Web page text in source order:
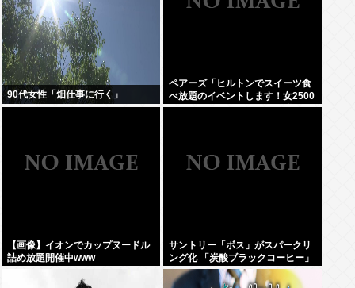
90代女性「畑仕事に行く」
ペアーズ「ヒルトンでスイーツ食
べ放題のイベントします！女2500
円男7000円！！！」→男が集まら
【画像】イオンでカップヌードル
詰め放題開催中www
サントリー「ボス」がスパークリ
ング化 「炭酸ブラックコーヒー」
に